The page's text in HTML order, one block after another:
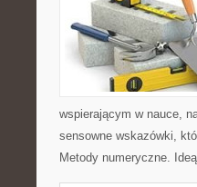
wspierającym w nauce,
sensowne wskazówki,
Metody numeryczne.